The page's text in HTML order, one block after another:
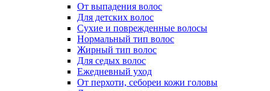
От выпадения волос
Для детских волос
Сухие и поврежденные волосы
Нормальный тип волос
Жирный тип волос
Для седых волос
Ежедневный уход
От перхоти, себореи кожи головы